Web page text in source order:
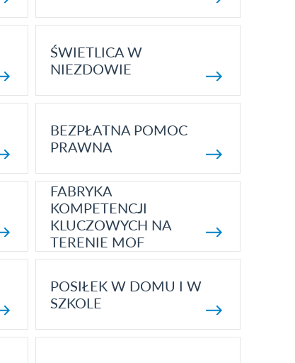
ŚWIETLICA W
NIEZDOWIE
BEZPŁATNA POMOC
PRAWNA
FABRYKA
KOMPETENCJI
KLUCZOWYCH NA
TERENIE MOF
POSIŁEK W DOMU I W
SZKOLE